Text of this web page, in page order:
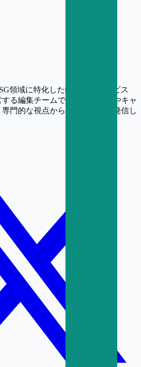
領域に特化した転職支援サービス
する編集チームです。業界動向やキャ
門的な視点からわかりやすく発信し